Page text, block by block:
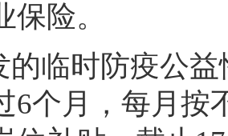
险。
的临时防疫公
6个月，每月按